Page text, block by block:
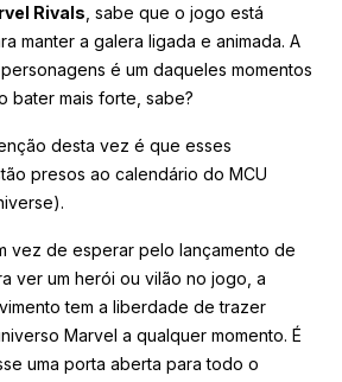
Rivals , sabe que o jogo está
manter a galera ligada e animada. A
é um daqueles momentos
bater mais forte, sabe?
desta vez é que esses
presos ao calendário do MCU
vez de esperar pelo lançamento de
ver um herói ou vilão no jogo, a
tem a liberdade de trazer
Marvel a qualquer momento. É
uma porta aberta para todo o